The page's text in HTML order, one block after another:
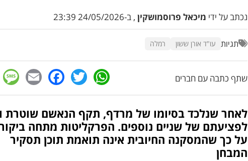
נכתב על ידי מיכאל פרוסמושקין , ב-24/05/2026 23:39
תגיות עו"ד אורן ששון רמלה
שתף כתבה עם חברים WhatsApp
Twitter
לאחר שנלכד בסיומו של מרדף, תקף הנאשם שוטרת
לפציעתם של שניים נוספים. הפרקליטות מתחה
על כך שהמסקנה החיובית אינה תואמת תוכן תסקיר
המבחן